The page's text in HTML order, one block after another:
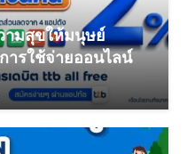
ามสุขให้มนุษย์
ารใช้จ่ายออนไลน์